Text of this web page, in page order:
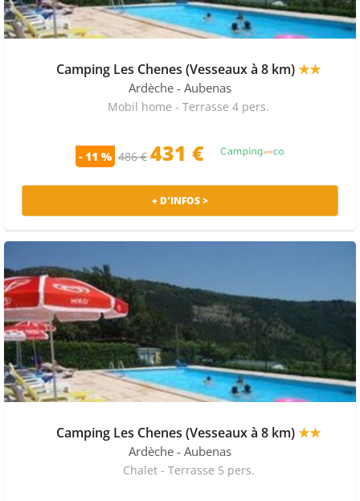
découvrez à proximité le Camping Les Chênes Chauzon
(Ruoms), le Camping Le Chamadou (Saint maurice
d'Auzon (Vogüe). Notre comparateur référence aussi ces
offres avec animaux acceptés dans ces campings.
internautes :
Camping Le Castel Rose, localisé à Anduze... [
- Camping Sun Camping : Le camping Sun Camping (3
- Camping Bois Simonet Joyeuse : Séjournez dans le
Camping Bois Simonet Joyeuse, situé aux Vans en... [
la suite]
A ne pas manquer lors de votre séjour en Ardèche :
Neck de Sceautres, Ranc Chabrier, Grottes de la
Jaubernie, Sommet de Prat Berland, Sommet de la Croix
Juliau, La Courbe.
Camping Les Chenes (Vesseaux à 8 km)★★
Ardèche - Aubenas
Mobil home - Terrasse 4 pers.
- 11 % 486 € 431 €
+ D'INFOS >
Camping Les Chenes (Vesseaux à 8 km)★★
Ardèche - Aubenas
Chalet - Terrasse 5 pers.